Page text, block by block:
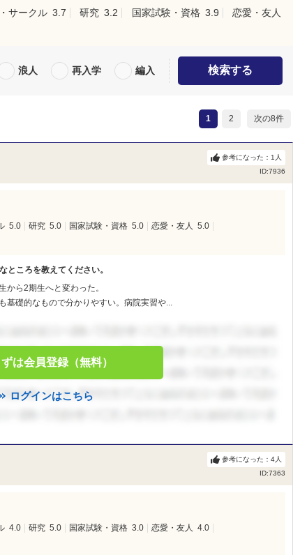
サークル 3.7 研究 3.2 国家試験・資格 3.9
恋愛・友人
浪人 再入学 編入 検索する
1 2 次の8件
ID:7936
参考になった： 1 人
5.0 研究 5.0 国家試験・資格 5.0 恋愛・友人 5.0
ところを教えてください。
ら2期生へと変わった。
基礎的なもので分かりやすい。病院実習や...
ずは会員登録（無料）
ログインはこちら
ID:7363
参考になった： 4人
4.0 研究 5.0 国家試験・資格 3.0 恋愛・友人 4.0